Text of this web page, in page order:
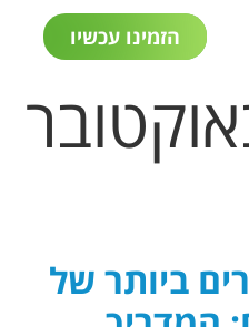
הזמינו עכשיו
באוקטובר
ביותר של